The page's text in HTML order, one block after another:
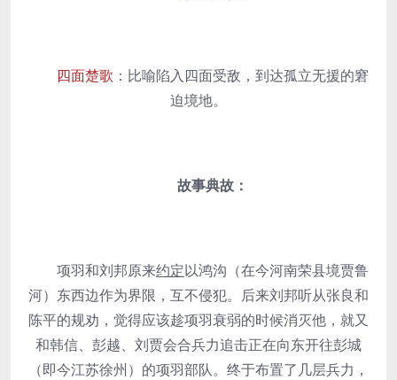
四面楚歌 ：比喻陷入四面受敌，到达孤立无援的窘
迫境地。
故事典故：
项羽和刘邦原来约定以鸿沟（在今河南荣县境贾鲁
河）东西边作为界限，互不侵犯。后来刘邦听从张良和
陈平的规劝，觉得应该趁项羽衰弱的时候消灭他，就又
和韩信、彭越、刘贾会合兵力追击正在向东开往彭城
（即今江苏徐州）的项羽部队。终于布置了几层兵力，